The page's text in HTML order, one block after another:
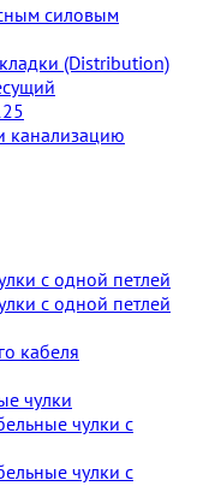
силовым
(Distribution)
канализацию
с одной петлей
с одной петлей
кабеля
чулки
чулки с
чулки с